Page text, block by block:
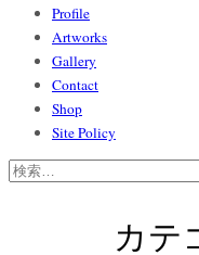
Profile
Artworks
Gallery
Contact
Shop
Site Policy
検
カテ